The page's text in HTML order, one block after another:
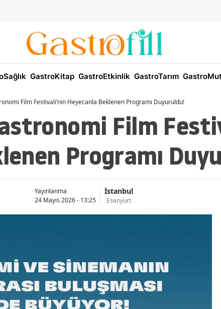
GastroKitap GastroEtkinlik GastroTarım
Film Festivali’nin Heyecanla Beklenen Programı Duyuruldu!
Film
Programı
Yayınlanma
24 Mayıs 2026 - 13:25
İstanbul
Esenyurt